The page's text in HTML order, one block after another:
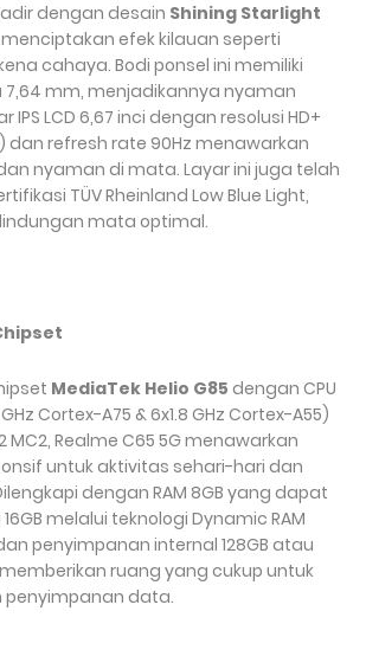
dengan desain Shining Starlight
efek kilauan seperti
cahaya. Bodi ponsel ini memiliki
mm, menjadikannya nyaman
LCD 6,67 inci dengan resolusi HD+
dan refresh rate 90Hz menawarkan
nyaman di mata. Layar ini juga telah
TÜV Rheinland Low Blue Light,
mata optimal.
MediaTek Helio G85 dengan CPU
Cortex-A75 & 6x1.8 GHz Cortex-A55)
MC2, Realme C65 5G menawarkan
untuk aktivitas sehari-hari dan
dengan RAM 8GB yang dapat
melalui teknologi Dynamic RAM
penyimpanan internal 128GB atau
memberikan ruang yang cukup untuk
data.